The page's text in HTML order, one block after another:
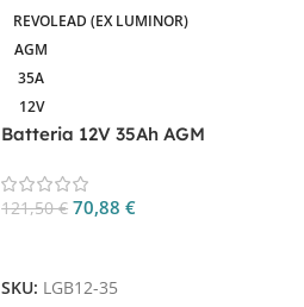
REVOLEAD (EX LUMINOR)
AGM
35A
12V
Batteria 12V 35Ah AGM
Backup
121,50€ 70,88€
SKU: LGB12-35